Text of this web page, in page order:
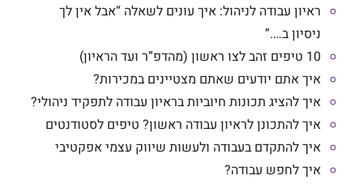
ראיון עבודה לניהול: איך עונים לשאלה “אבל אין לך
ניסיון ב….”
10 טיפים זהב לצו ראשון (מהדפ”ר ועד הראיון)
איך אתם יודעים שאתם מצטיינים במכירות?
איך להציג תכונות חיוביות בראיון עבודה לתפקיד ניהולי?
איך להתכונן לראיון עבודה ראשון? טיפים לסטודנטים
איך להתקדם בעבודה ולעשות שיווק עצמי אפקטיבי
איך לחפש עבודה?